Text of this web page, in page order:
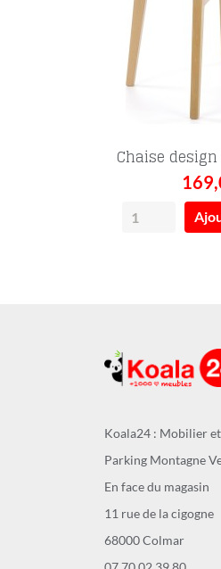
Chaise
Koala24 : Mobilier
Parking Montagne
En face du magasin
11 rue de la cigogne
68000 Colmar